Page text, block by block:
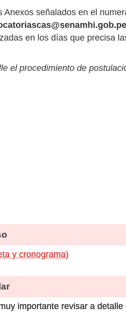
Anexos señalados en el
en los días que precisa
el procedimiento de
y cronograma)
importante revisar a